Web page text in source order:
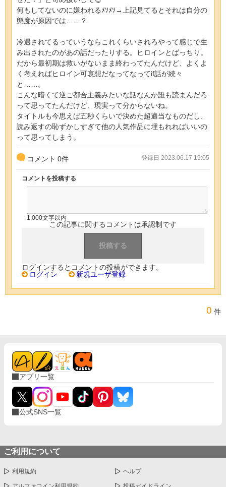
何もしてないのに嫌われるﾒｿﾒｿ→上記見てるとそれは自分の
態度が原因では……？
冷遇されてるっていうならこれくらいされろやって感じで生
み出されたのがあの話だったりする。ヒロインとばっちり。
だから最初期は救いがないまま終わってたんだけど、よくよ
く考えればヒロイン可哀想だなってなってif話が続々
と……。
こんな暗くて逆ご都合主義みたいな話なんか誰も読まんだろ
って思ってたんだけど、現実って分からないね。
タイトルも今思えば五秒くらいで決めた超適当なものだし、
読み返すの恥ずかしすぎて他の人気作品に埋もれればいいの
って思ってしまう。
コメント 0件 登録日 2023.06.17 19:05
コメントを投稿する
1,000文字以内
この記事に関するコメントは承認制です
ログインするとコメントの投稿ができます。
ログイン
新規ユーザ登録
0 件
アプリ一覧
公式SNS一覧
ご利用について
利用規約 ヘルプ